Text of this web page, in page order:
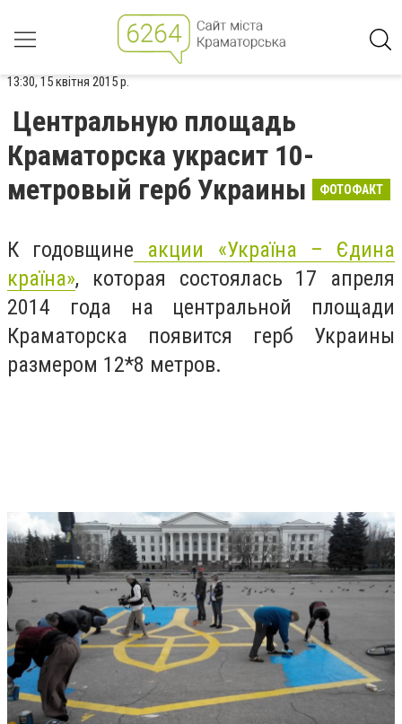
13:30, 15 квітня 2015 р.
Центральную площадь
Краматорска украсит 10-
метровый герб Украины
ФОТОФАКТ
К годовщине акции «Україна – Єдина
країна», которая состоялась 17 апреля
2014 года на центральной площади
Краматорска появится герб Украины
размером 12*8 метров.